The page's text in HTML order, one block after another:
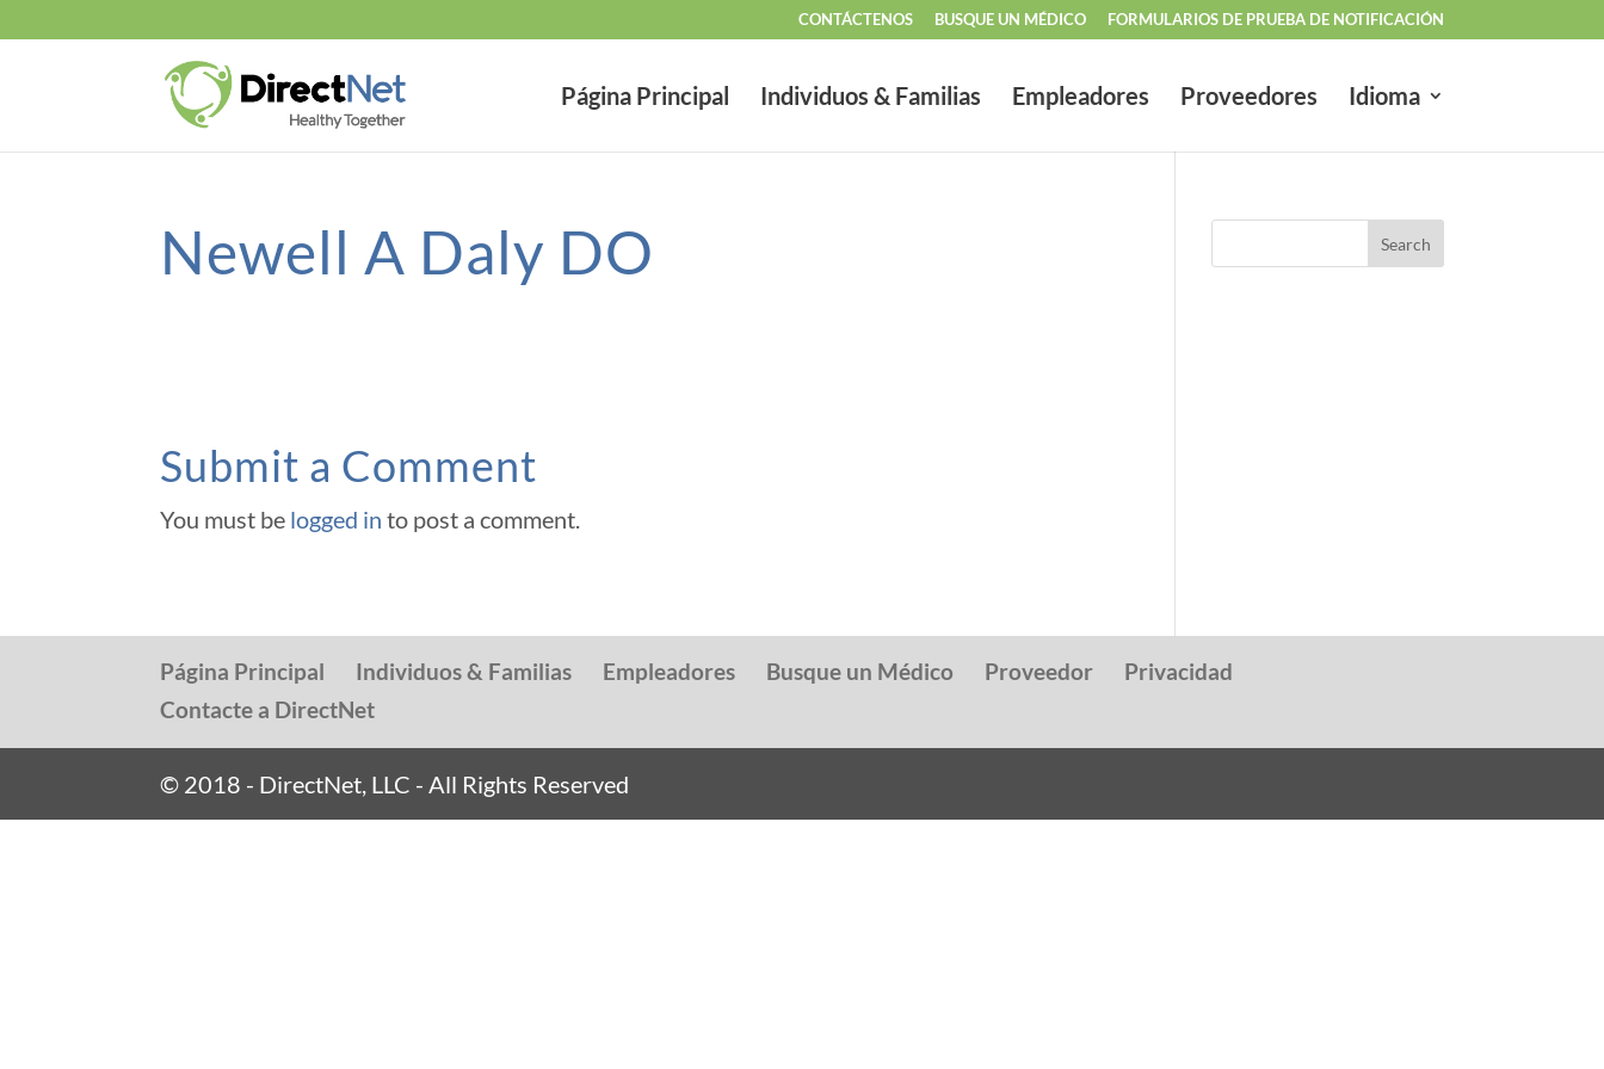
CONTÁCTENOS BUSQUE UN MÉDICO FORMULARIOS DE PRUEBA DE NOTIFICACIÓN
Página Principal Individuos & Familias Empleadores Proveedores Idioma
Newell A Daly DO
Submit a Comment
You must be logged in to post a comment.
Página Principal Individuos & Familias Empleadores Busque un Médico Proveedor
Privacidad
Contacte a DirectNet
© 2018 - DirectNet, LLC - All Rights Reserved